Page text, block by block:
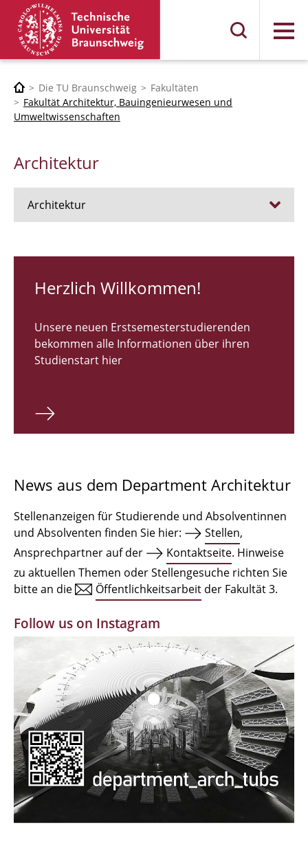
Menü
Die TU Braunschweig
Fakultäten
Fakultät Architektur, Bauingenieurwesen und
Umweltwissenschaften
Architektur
Architektur
RUNDGANG 26
Bachelor Architektur
Master Architektur
Qualifikationsprofil
Institute
Einrichtungen
Zeichensäle
MBW | Modellbauwerkstatt
Alumni | cloud club
Dokumente und Downloads
Herzlich Willkommen!
Unsere neuen Erstsemesterstudierenden
bekommen alle Informationen über ihren
Studienstart hier
News aus dem Department Architektur
Stellenanzeigen für Studierende und Absolventinnen
und Absolventen finden Sie hier:
Stellen,
Ansprechpartner auf der
Kontaktseite. Hinweise
zu aktuellen Themen oder Stellengesuche richten Sie
bitte an die
Öffentlichkeitsarbeit der Fakultät 3.
Follow us on Instagram